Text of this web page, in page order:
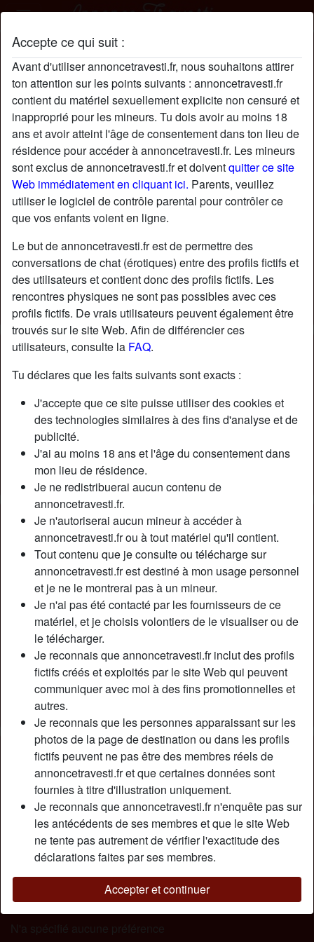
Accepte ce qui suit :
Avant d'utiliser annoncetravesti.fr, nous souhaitons attirer
ton attention sur les points suivants : annoncetravesti.fr
contient du matériel sexuellement explicite non censuré et
inapproprié pour les mineurs. Tu dois avoir au moins 18
ans et avoir atteint l'âge de consentement dans ton lieu de
résidence pour accéder à annoncetravesti.fr. Les mineurs
sont exclus de annoncetravesti.fr et doiventquitter ce site
Web immédiatement en cliquant ici. Parents, veuillez
utiliser le logiciel de contrôle parental pour contrôler ce
que vos enfants voient en ligne.
Le but de annoncetravesti.fr est de permettre des
conversations de chat (érotiques) entre des profils fictifs et
des utilisateurs et contient donc des profils fictifs. Les
rencontres physiques ne sont pas possibles avec ces
profils fictifs. De vrais utilisateurs peuvent également être
trouvés sur le site Web. Afin de différencier ces
utilisateurs, consulte la FAQ.
Tu déclares que les faits suivants sont exacts :
J'accepte que ce site puisse utiliser des cookies et
des technologies similaires à des fins d'analyse et de
publicité.
J'ai au moins 18 ans et l'âge du consentement dans
mon lieu de résidence.
Je ne redistribuerai aucun contenu de
annoncetravesti.fr.
Je n'autoriserai aucun mineur à accéder à
annoncetravesti.fr ou à tout matériel qu'il contient.
Tout contenu que je consulte ou télécharge sur
annoncetravesti.fr est destiné à mon usage personnel
et je ne le montrerai pas à un mineur.
Je n'ai pas été contacté par les fournisseurs de ce
matériel, et je choisis volontiers de le visualiser ou de
le télécharger.
Je reconnais que annoncetravesti.fr inclut des profils
fictifs créés et exploités par le site Web qui peuvent
communiquer avec moi à des fins promotionnelles et
autres.
Je reconnais que les personnes apparaissant sur les
photos de la page de destination ou dans les profils
fictifs peuvent ne pas être des membres réels de
annoncetravesti.fr et que certaines données sont
fournies à titre d'illustration uniquement.
Je reconnais que annoncetravesti.fr n'enquête pas sur
les antécédents de ses membres et que le site Web
ne tente pas autrement de vérifier l'exactitude des
déclarations faites par ses membres.
Accepter et continuer
LaraDaucourt profil
radio_button_checked
starAjouter chatDiscuter !
Nickname:
LaraDaucourt
Âge:
40
Pays:
France
Département:
Hauts-de-Seine
Sexe:
Transexuelle
Sexualité:
Bisexuel(le)
Relation:
Couleur des cheveux:
Foncé
Couleur des yeux:
Brun
Épilé(e):
Oui
Fumeur(euse):
Description
Belle shemale transexuel pour deux ans. je cherche un
homme pour me téter ms gros seins. J’adore avoir une
bouche suceuse sur les seins. J’adore les hommes qui
s’attardent sur mes seins, me faire bouffer les seins ça me
rend complètement folle et comme ca fais un petit moment
que je n’ai pas fais çela, je ne vous cache pas que j’ai
envie de le faire actuellement.
Cherche